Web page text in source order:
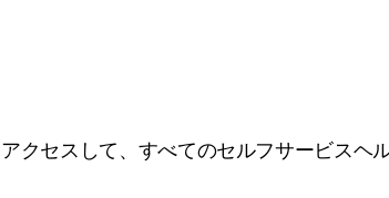
クセスして、すべてのセルフサービスヘ